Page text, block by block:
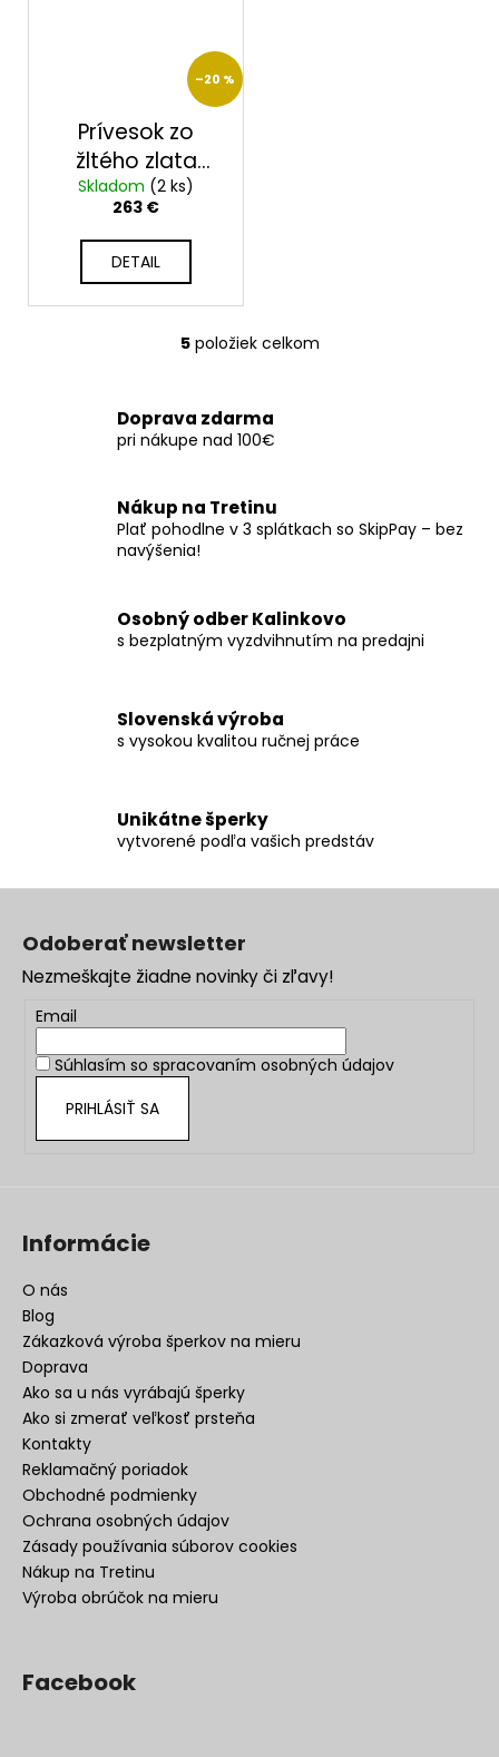
–20 %
Prívesok zo
žltého zlata
85911ZP
Skladom (2 ks)
263 €
DETAIL
O
á
d
c
i
v
k
ý
p
u
5položiek celkom
Doprava zdarma
pri nákupe nad 100€
Nákup na Tretinu
Plať pohodlne v 3 splátkach so SkipPay – bez
navýšenia!
Osobný odber Kalinkovo
s bezplatným vyzdvihnutím na predajni
Slovenská výroba
s vysokou kvalitou ručnej práce
Unikátne šperky
vytvorené podľa vašich predstáv
Odoberať newsletter
Nezmeškajte žiadne novinky či zľavy!
Email
Súhlasím so spracovaním osobných údajov
PRIHLÁSIŤ SA
Informácie
O nás
Blog
Zákazková výroba šperkov na mieru
Doprava
Ako sa u nás vyrábajú šperky
Ako si zmerať veľkosť prsteňa
Kontakty
Reklamačný poriadok
Obchodné podmienky
Ochrana osobných údajov
Zásady používania súborov cookies
Nákup na Tretinu
Výroba obrúčok na mieru
Facebook